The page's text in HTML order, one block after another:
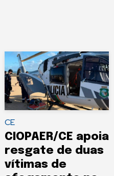
CE
CIOPAER/CE apoia
resgate de duas
vítimas de